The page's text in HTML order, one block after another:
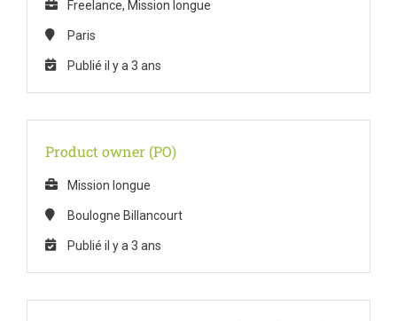
Freelance, Mission longue
Paris
Publié il y a 3 ans
Product owner (PO)
Mission longue
Boulogne Billancourt
Publié il y a 3 ans